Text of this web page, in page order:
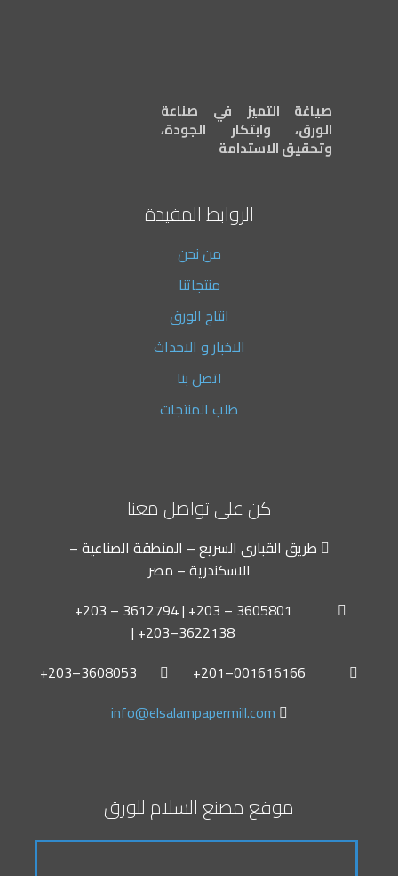
صياغة التميز في صناعة
الورق، وابتكار الجودة،
وتحقيق الاستدامة
الروابط المفيدة
من نحن
منتجاتنا
انتاج الورق
الاخبار و الاحداث
اتصل بنا
طلب المنتجات
كن على تواصل معنا
طريق القبارى السريع – المنطقة الصناعية –
الاسكندرية – مصر
+203 – 3612794 | +203 – 3605801
| +203–3622138
+201–001616166
+203–3608053
info@elsalampapermill.com
موقع مصنع السلام للورق